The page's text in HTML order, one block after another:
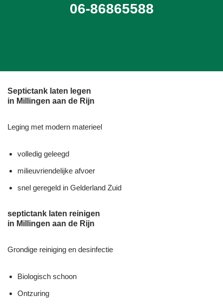
06-86865588
Septictank laten legen
in Millingen aan de Rijn
Leging met modern materieel
volledig geleegd
milieuvriendelijke afvoer
snel geregeld in Gelderland Zuid
septictank laten reinigen
in Millingen aan de Rijn
Grondige reiniging en desinfectie
Biologisch schoon
Ontzuring